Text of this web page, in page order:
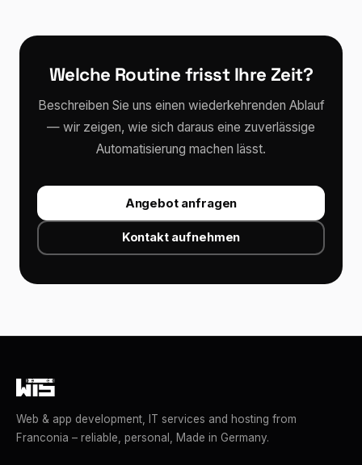
Welche Routine frisst Ihre Zeit?
Beschreiben Sie uns einen wiederkehrenden Ablauf
— wir zeigen, wie sich daraus eine zuverlässige
Automatisierung machen lässt.
Angebot anfragen
Kontakt aufnehmen
Web & app development, IT services and hosting from
Franconia – reliable, personal, Made in Germany.